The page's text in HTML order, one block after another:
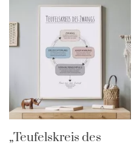
„Teufelskreis des